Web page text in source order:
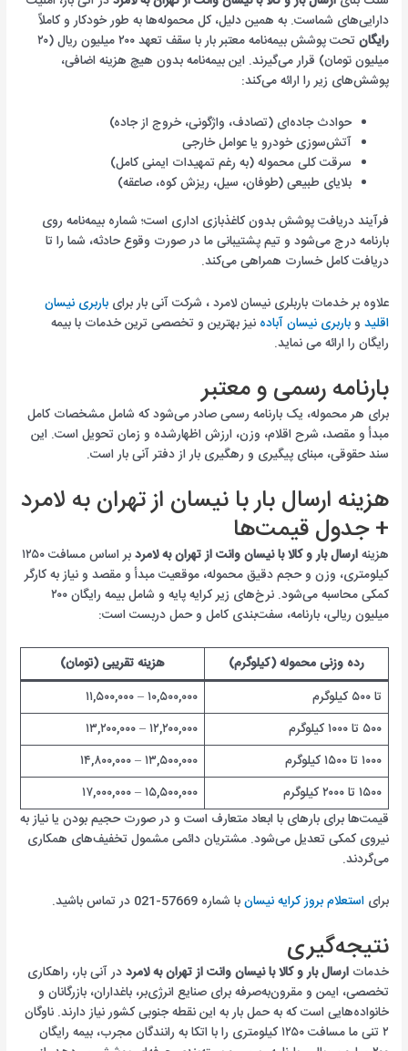
دارایی‌های شماست. به همین دلیل، کل محموله‌ها به طور خودکار و کاملاً
رایگان
تحت پوشش بیمه‌نامه معتبر بار با سقف تعهد ۲۰۰ میلیون ریال (۲۰
میلیون تومان) قرار می‌گیرند. این بیمه‌نامه بدون هیچ هزینه اضافی،
پوشش‌های زیر را ارائه می‌کند:
حوادث جاده‌ای (تصادف، واژگونی، خروج از جاده)
آتش‌سوزی خودرو یا عوامل خارجی
سرقت کلی محموله (به رغم تمهیدات ایمنی کامل)
بلایای طبیعی (طوفان، سیل، ریزش کوه، صاعقه)
فرآیند دریافت پوشش بدون کاغذبازی اداری است؛ شماره بیمه‌نامه روی
بارنامه درج می‌شود و تیم پشتیبانی ما در صورت وقوع حادثه، شما را تا
دریافت کامل خسارت همراهی می‌کند.
علاوه بر خدمات باربلری نیسان لامرد ، شرکت آنی بار برایباربری نیسان
اقلید وباربری نیسان آباده نیز بهترین و تخصصی ترین خدمات با بیمه
رایگان را ارائه می نماید.
بارنامه رسمی و معتبر
برای هر محموله، یک بارنامه رسمی صادر می‌شود که شامل مشخصات کامل
مبدأ و مقصد، شرح اقلام، وزن، ارزش اظهارشده و زمان تحویل است. این
سند حقوقی، مبنای پیگیری و رهگیری بار از دفتر آنی بار است.
هزینه ارسال بار با نیسان از تهران به لامرد
+ جدول قیمت‌ها
هزینهارسال بار و کالا با نیسان وانت از تهران به لامرد
بر اساس مسافت ۱۲۵۰
کیلومتری، وزن و حجم دقیق محموله، موقعیت مبدأ و مقصد و نیاز به کارگر
کمکی محاسبه می‌شود. نرخ‌های زیر کرایه پایه و شامل بیمه رایگان ۲۰۰
میلیون ریالی، بارنامه، سفت‌بندی کامل و حمل دربست است:
رده وزنی محموله (کیلوگرم)
هزینه تقریبی (تومان)
تا ۵۰۰ کیلوگرم
۱۰,۵۰۰,۰۰۰ – ۱۱,۵۰۰,۰۰۰
۵۰۰ تا ۱۰۰۰ کیلوگرم
۱۲,۲۰۰,۰۰۰ – ۱۳,۲۰۰,۰۰۰
۱۰۰۰ تا ۱۵۰۰ کیلوگرم
۱۳,۵۰۰,۰۰۰ – ۱۴,۸۰۰,۰۰۰
۱۵۰۰ تا ۲۰۰۰ کیلوگرم
۱۵,۵۰۰,۰۰۰ – ۱۷,۰۰۰,۰۰۰
قیمت‌ها برای بارهای با ابعاد متعارف است و در صورت حجیم بودن یا نیاز به
نیروی کمکی تعدیل می‌شود. مشتریان دائمی مشمول تخفیف‌های همکاری
می‌گردند.
برایاستعلام بروز کرایه نیسانبا شماره 57669-021 در تماس باشید.
نتیجه‌گیری
خدماتارسال بار و کالا با نیسان وانت از تهران به لامرددر آنی بار، راهکاری
تخصصی، ایمن و مقرون‌به‌صرفه برای صنایع انرژی‌بر، باغداران، بازرگانان و
خانواده‌هایی است که به حمل بار به این نقطه جنوبی کشور نیاز دارند. ناوگان
۲ تنی ما مسافت ۱۲۵۰ کیلومتری را با اتکا به رانندگان مجرب، بیمه رایگان